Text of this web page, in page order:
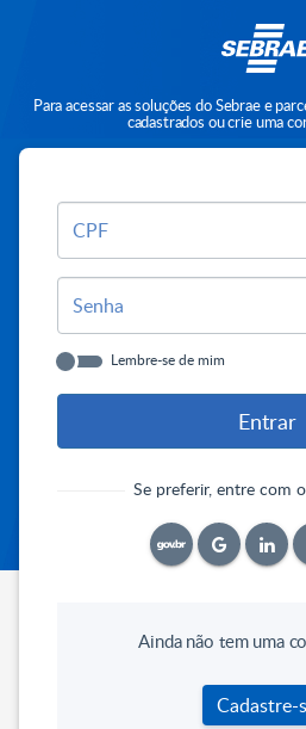
Para acessar as soluções do Sebrae e
cadastrados ou crie uma
CPF
Senha
Lembre-se de mim
Se preferir, entre com
Ainda não tem uma
Cadastre-